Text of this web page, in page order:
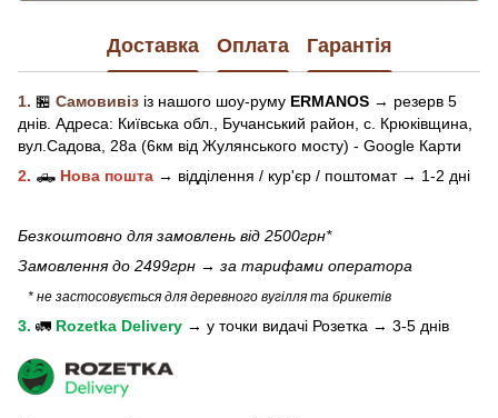
Доставка Оплата Гарантія
1. 🏪 Самовивіз із нашого шоу-руму ERMANOS → резерв 5
днів. Адреса: Київська обл.,
Бучанський район, с. Крюківщина,
вул.Садова, 28а (6км від Жулянського мосту) - Google Карти
2. 🛻 Нова пошта → відділення / кур'єр / поштомат → 1-2 дні
Безкоштовно для замовлень від 2500грн*
Замовлення до 2499грн → за тарифами оператора
* не застосовується для деревного вугілля та брикетів
3. 🚛 Rozetka Delivery → у точки видачі Розетка → 3-5 днів